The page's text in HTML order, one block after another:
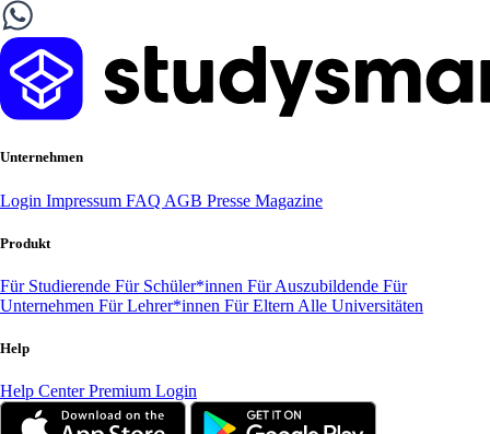
Unternehmen
Login Impressum FAQ AGB Presse Magazine
Produkt
Für Studierende Für Schüler*innen Für Auszubildende Für
Unternehmen Für Lehrer*innen Für Eltern Alle Universitäten
Help
Help CenterPremium Login